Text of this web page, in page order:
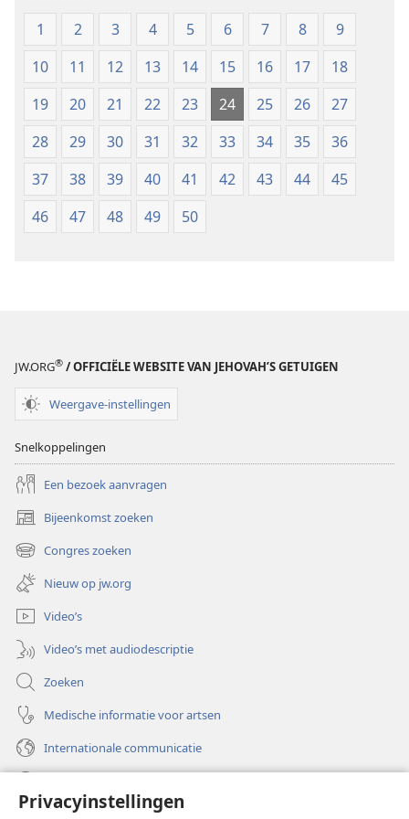
Privacyinstellingen
1 2 3 4 5 6 7 8
9
10
11 12 13 14 15 16 17
18
19
20 21 22 23 24 25 26
27
28
29 30 31 32 33 34 35
36
37
38 39 40 41 42 43 44
45
46
47 48 49 50
JW.ORG® / OFFICIËLE WEBSITE VAN JEHOVAH’S GETUIGEN
Weergave-instellingen
Snelkoppelingen
Een bezoek aanvragen
Bijeenkomst zoeken
(opent
nieuw
venster)
Congres zoeken
(opent
nieuw
venster)
Nieuw op jw.org
Video’s
Video’s met audiodescriptie
Zoeken
Medische informatie voor artsen
Internationale communicatie